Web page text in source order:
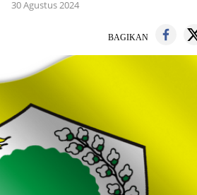
30 Agustus 2024
BAGIKAN